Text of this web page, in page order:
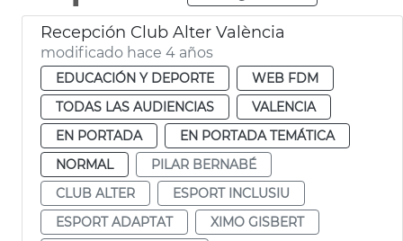
Recepción Club Alter València
modificado hace 4 años
EDUCACIÓN Y DEPORTE
WEB FDM
TODAS LAS AUDIENCIAS
VALENCIA
EN PORTADA
EN PORTADA TEMÁTICA
NORMAL
PILAR BERNABÉ
CLUB ALTER
ESPORT INCLUSIU
ESPORT ADAPTAT
XIMO GISBERT